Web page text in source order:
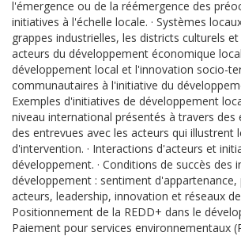
l'émergence ou de la réémergence des
initiatives à l'échelle locale. · Systèmes
grappes industrielles, les districts culturels et
acteurs du développement économique
développement local et l'innovation socio-
communautaires à l'initiative du
Exemples d'initiatives de développement
niveau international présentés à travers des
des entrevues avec les acteurs qui illustrent
d'intervention. · Interactions d'acteurs et
développement. · Conditions de succès des
développement : sentiment d'appartenance,
acteurs, leadership, innovation et réseaux
Positionnement de la REDD+ dans le
Paiement pour services environnementaux